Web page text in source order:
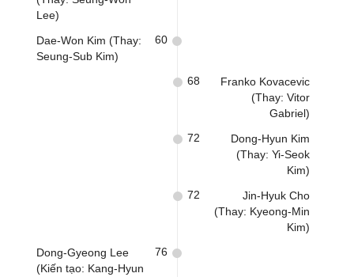
Lee)
Dae-Won Kim (Thay:
Seung-Sub Kim)
60
Franko Kovacevic
(Thay: Vitor
Gabriel)
68
Dong-Hyun Kim
(Thay: Yi-Seok
Kim)
72
Jin-Hyuk Cho
(Thay: Kyeong-Min
Kim)
72
Dong-Gyeong Lee
(Kiến tạo: Kang-Hyun
76